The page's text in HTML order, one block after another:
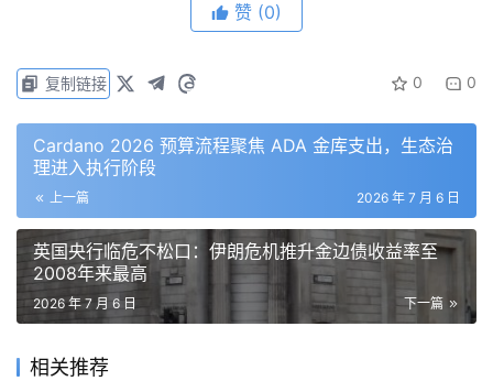
淘汰赛阶段的粉丝代币波动真实且可交易，但流动性薄弱。
可能双向剧烈波动。
当比赛结果取决于主观裁判决定时，知情投机与纯粹赌博之
间的界限变得模糊。无法管理这一区别的平台可能会招致监
管机构的打击，后者对加密在体育博彩中的作用本就持怀疑
态度。
免责声明：本文提供的信息不是交易建议。BlockWeeks.com
建议在做出任何投资决策之前进行独立研究或咨询合格的专业
赞 (0)
0 0
复制链接
Cardano 2026 预算流程聚焦 ADA 金库支出，生态治
理进入执行阶段
上一篇 2026 年 7 月 6 日
英国央行临危不松口：伊朗危机推升金边债收益率至
2008年来最高
下一篇
2026 年 7 月 6 日
相关推荐